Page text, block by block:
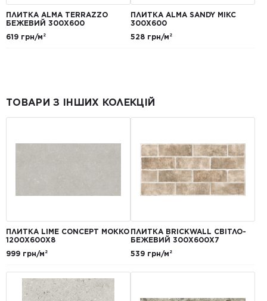
ПЛИТКА ALMA TERRAZZO
БЕЖЕВИЙ 300X600
619 грн/м²
ПЛИТКА ALMA SANDY МІКС
300X600
528 грн/м²
ТОВАРИ З ІНШИХ КОЛЕКЦІЙ
ПЛИТКА LIME CONCEPT МОККО
1200Х600Х8
999 грн/м²
ПЛИТКА BRICKWALL СВІТЛО-
БЕЖЕВИЙ 300Х600Х7
539 грн/м²